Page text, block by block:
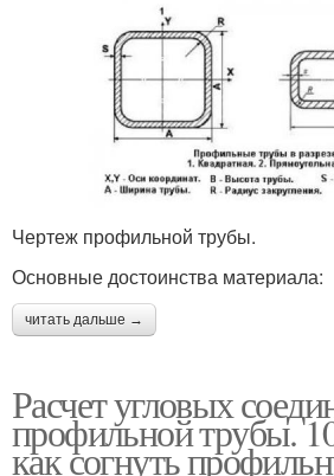
Чертеж профильной трубы.
Основные достоинства материала:
читать дальше →
Расчет угловых
профильной трубы.
как согнуть